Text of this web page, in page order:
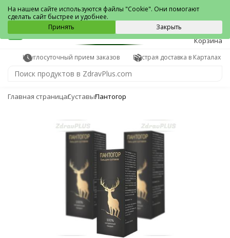
Карталы
0
Корзина
Круглосуточный прием заказов Быстрая доставка в Карталах
Главная страницаСуставыПантогор
На нашем сайте используются файлы "Cookie". Они помогают
сделать сайт быстрее и удобнее.
Принять
Закрыть